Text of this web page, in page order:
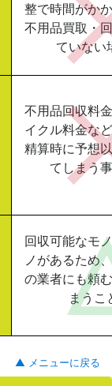
整で時間がか
不用品買取・
ていない
不用品回収料
イクル料金な
精算時に予想
てしまう
回収可能なモ
ノがあるため
の業者にも頼
まうこ
▲ メニューに戻る